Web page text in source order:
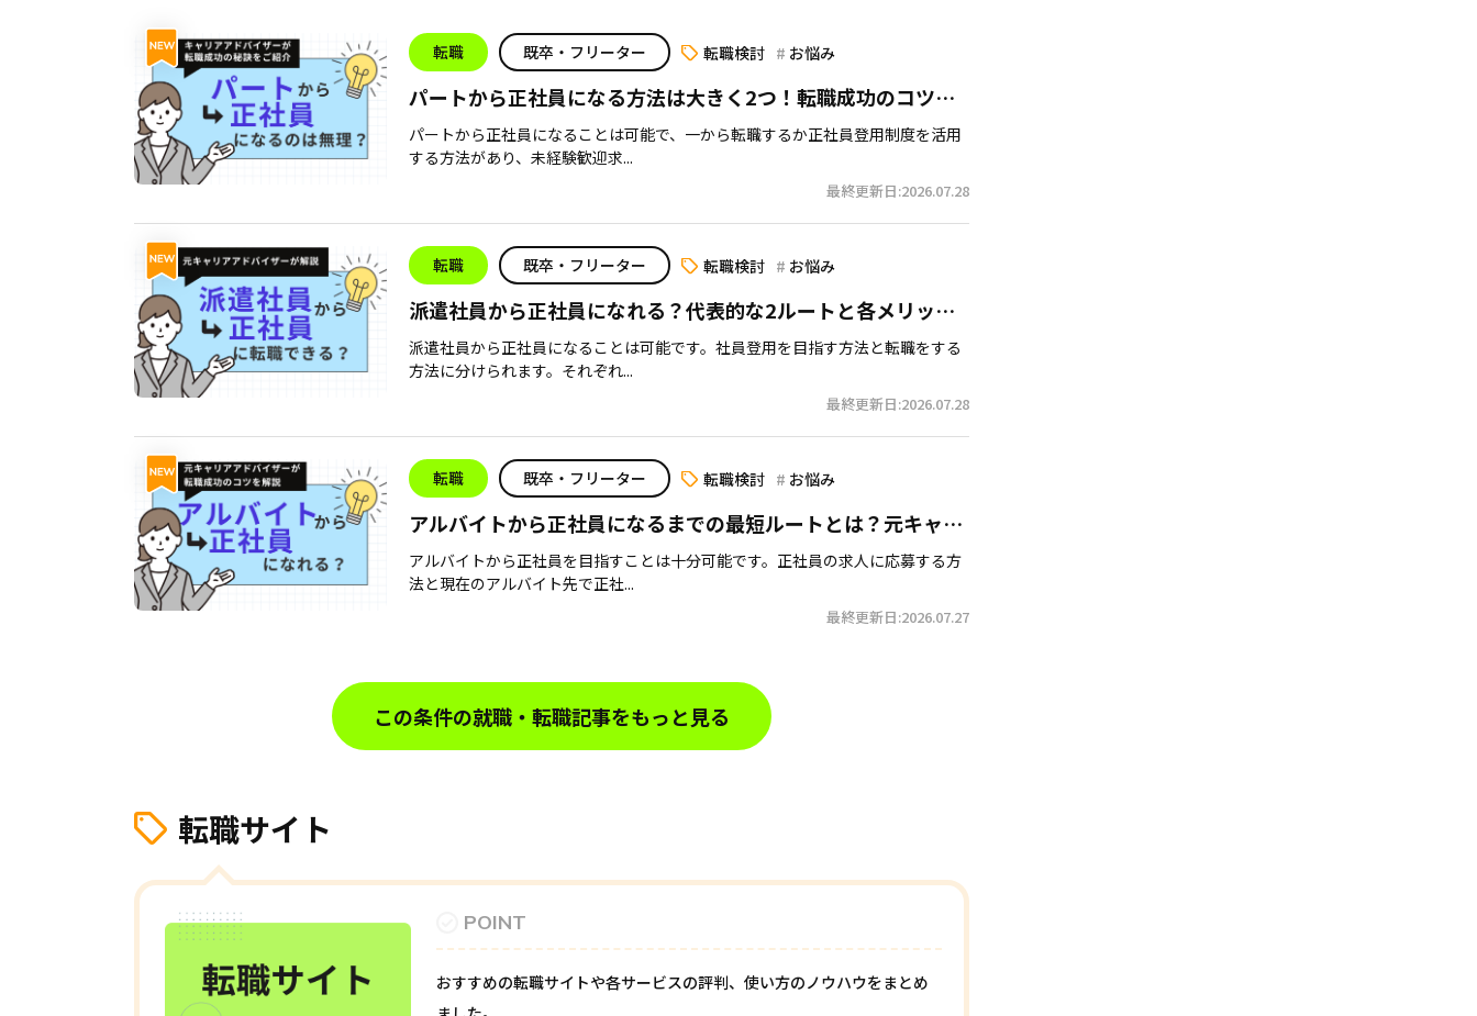
転職 既卒・フリーター 転職検討 お悩み
パートから正社員になる方法は大きく2つ！転職成功のコツと
は？
パートから正社員になることは可能で、一から転職するか正社員登用制度を活用
する方法があり、未経験歓迎求...
最終更新日:2026.07.28
転職 既卒・フリーター 転職検討 お悩み
派遣社員から正社員になれる？代表的な2ルートと各メリッ
ト・デメリット
派遣社員から正社員になることは可能です。社員登用を目指す方法と転職をする
方法に分けられます。それぞれ...
最終更新日:2026.07.28
転職 既卒・フリーター 転職検討 お悩み
アルバイトから正社員になるまでの最短ルートとは？元キャリ
アアドバイザーが転職成功のコツを解説
アルバイトから正社員を目指すことは十分可能です。正社員の求人に応募する方
法と現在のアルバイト先で正社...
最終更新日:2026.07.27
この条件の就職・転職記事をもっと見る
転職サイト
POINT
おすすめの転職サイトや各サービスの評判、使い方のノウハウをまとめ